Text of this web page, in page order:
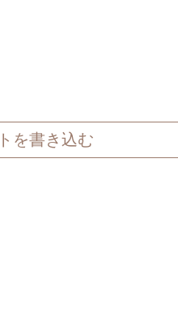
を書き込む